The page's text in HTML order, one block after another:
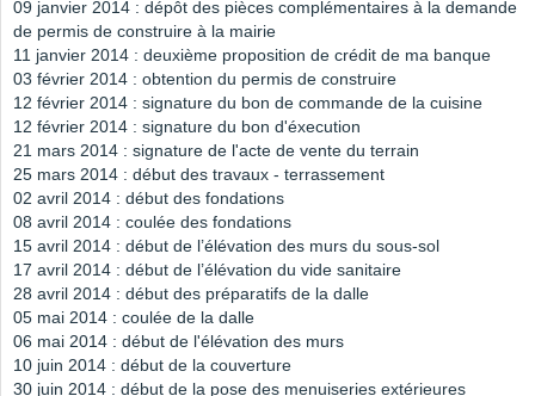
09 janvier 2014 : dépôt des pièces complémentaires à la demande
de permis de construire à la mairie
11 janvier 2014 : deuxième proposition de crédit de ma banque
03 février 2014 : obtention du permis de construire
12 février 2014 : signature du bon de commande de la cuisine
12 février 2014 : signature du bon d'éxecution
21 mars 2014 : signature de l'acte de vente du terrain
25 mars 2014 : début des travaux - terrassement
02 avril 2014 : début des fondations
08 avril 2014 : coulée des fondations
15 avril 2014 : début de l’élévation des murs du sous-sol
17 avril 2014 : début de l’élévation du vide sanitaire
28 avril 2014 : début des préparatifs de la dalle
05 mai 2014 : coulée de la dalle
06 mai 2014 : début de l'élévation des murs
10 juin 2014 : début de la couverture
30 juin 2014 : début de la pose des menuiseries extérieures